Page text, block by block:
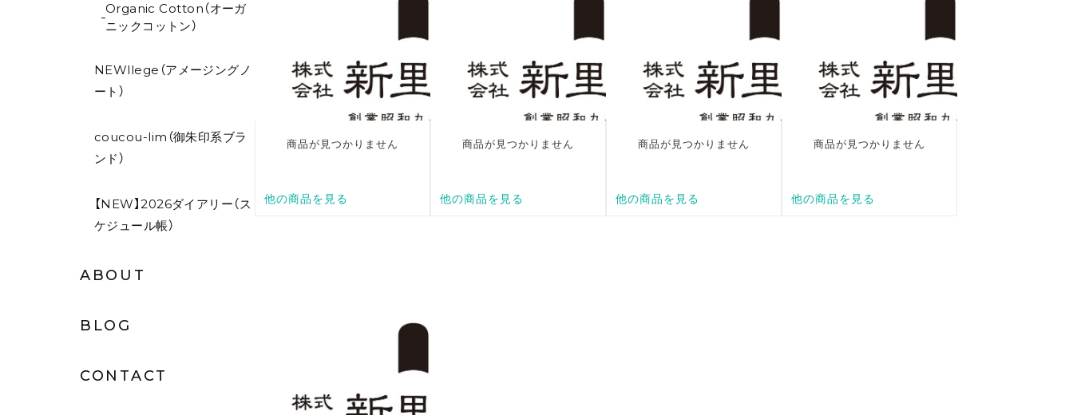
Organic Cotton（オーガ
ニックコットン）
NEWllege（アメージングノ
ート）
coucou-lim（御朱印系ブラ
ンド）
【NEW】2026ダイアリー（ス
ケジュール帳）
ABOUT
BLOG
CONTACT